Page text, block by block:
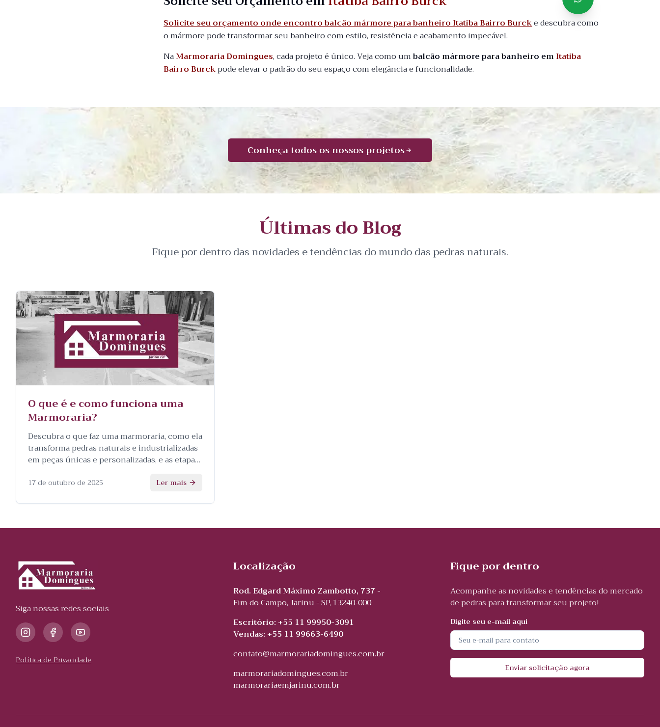
Solicite seu orçamento onde encontro balcão mármore para banheiro Itatiba Bairro Burcke descubra como
o mármore pode transformar seu banheiro com estilo, resistência e acabamento impecável.
NaMarmoraria Domingues, cada projeto é único. Veja como umbalcão mármore para banheiro emItatiba
Bairro Burckpode elevar o padrão do seu espaço com elegância e funcionalidade.
Conheça todos os nossos projetos
Últimas do Blog
Fique por dentro das novidades e tendências do mundo das pedras naturais.
O que é e como funciona uma
Marmoraria?
Descubra o que faz uma marmoraria, como ela
transforma pedras naturais e industrializadas
em peças únicas e personalizadas, e as etapas
17 de outubro de 2025 Ler mais
Siga nossas redes sociais
Política de Privacidade
Localização
Rod. Edgard Máximo Zambotto, 737 -
Fim do Campo, Jarinu - SP, 13240-000
Escritório: +55 11 99950-3091
Vendas: +55 11 99663-6490
contato@marmorariadomingues.com.br
marmorariadomingues.com.br
marmorariaemjarinu.com.br
Fique por dentro
Acompanhe as novidades e tendências do mercado
de pedras para transformar seu projeto!
Digite seu e-mail aqui
Enviar solicitação agora